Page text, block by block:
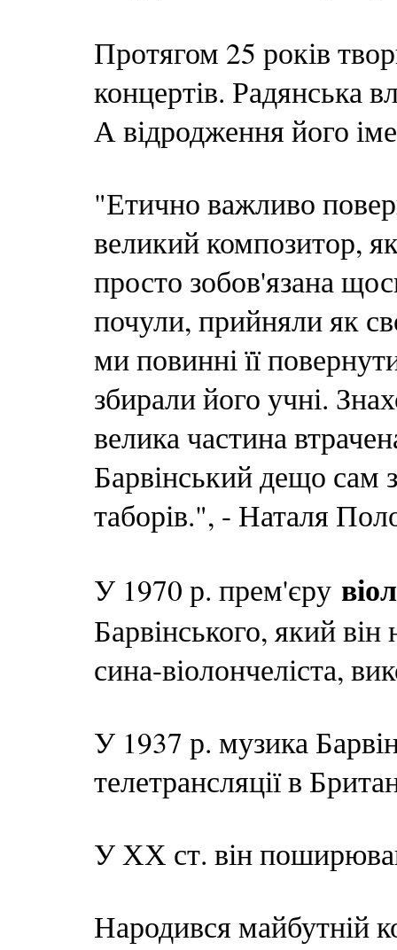
Протягом 25 років
концертів. Радянська
А відродження його
"Етично важливо
великий композитор,
просто зобов'язана
почули, прийняли як
ми повинні її
збирали його учні.
велика частина
Барвінський дещо сам
таборів.", - Наталя
У 1970 р. прем'єру
Барвінського, який
сина-віолончеліста,
У 1937 р. музика
телетрансляції в
У ХХ ст. він
Народився майбутній